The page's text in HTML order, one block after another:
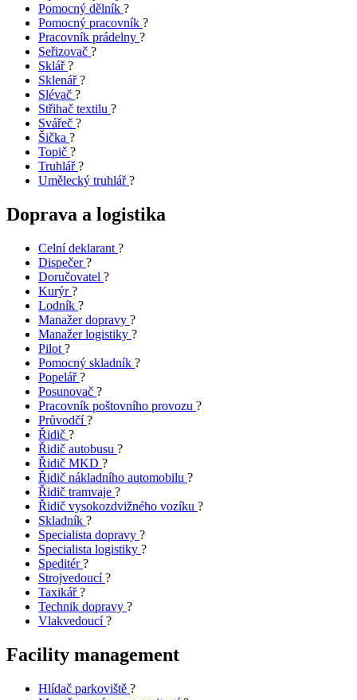
Pomocný dělník ?
Pomocný pracovník ?
Pracovník prádelny ?
Seřizovač ?
Sklář?
Sklenář?
Slévač ?
Střihač textilu ?
Svářeč ?
Šička ?
Topič ?
Truhlář?
Umělecký truhlář?
Doprava a logistika
Celní deklarant ?
Dispečer?
Doručovatel ?
Kurýr?
Lodník ?
Manažer dopravy ?
Manažer logistiky ?
Pilot ?
Pomocný skladník ?
Popelář?
Posunovač ?
Pracovník poštovního provozu ?
Průvodčí?
Řidič ?
Řidič autobusu ?
Řidič MKD ?
Řidič nákladního automobilu ?
Řidič tramvaje ?
Řidič vysokozdvižného vozíku ?
Skladník ?
Specialista dopravy ?
Specialista logistiky ?
Speditér?
Strojvedoucí?
Taxikář?
Technik dopravy ?
Vlakvedoucí?
Facility management
Hlídač parkoviště ?